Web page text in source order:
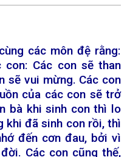
các môn đệ rằng:
con: Các con sẽ than
sẽ vui mừng. Các con
của các con sẽ trở
bà khi sinh con thì lo
khi đã sinh con rồi, thì
đến cơn đau, bởi vì
Các con cũng thế,